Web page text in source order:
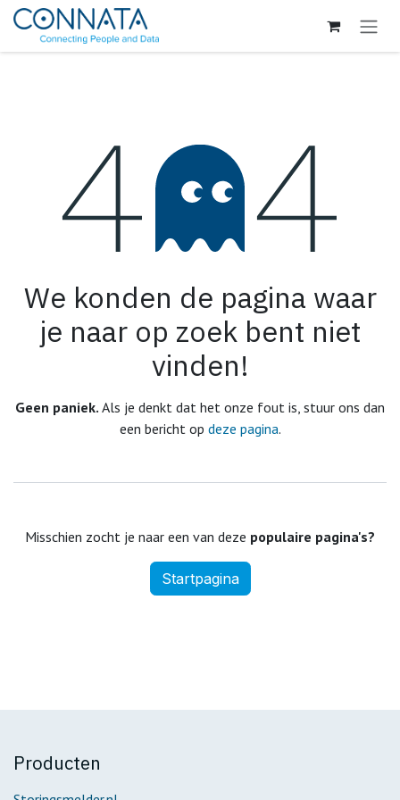
Overslaan naar inhoud
Fout 404
We konden de pagina waar
je naar op zoek bent niet
vinden!
Geen paniek. Als je denkt dat het onze fout is, stuur ons dan
een bericht op deze pagina.
Misschien zocht je naar een van deze populaire pagina's?
Startpagina
Producten